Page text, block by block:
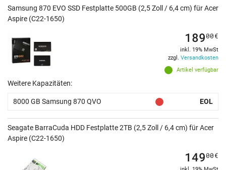
Samsung 870 EVO SSD Festplatte 500GB (2,5 Zoll / 6,4 cm) für Acer
Aspire (C22-1650)
Artikel verfügbar
18900€
inkl. 19% MwSt
zzgl. Versandkosten
Weitere Kapazitäten:
8000 GB Samsung 870 QVO EOL
Seagate BarraCuda HDD Festplatte 2TB (2,5 Zoll / 6,4 cm) für Acer
Aspire (C22-1650)
14900€